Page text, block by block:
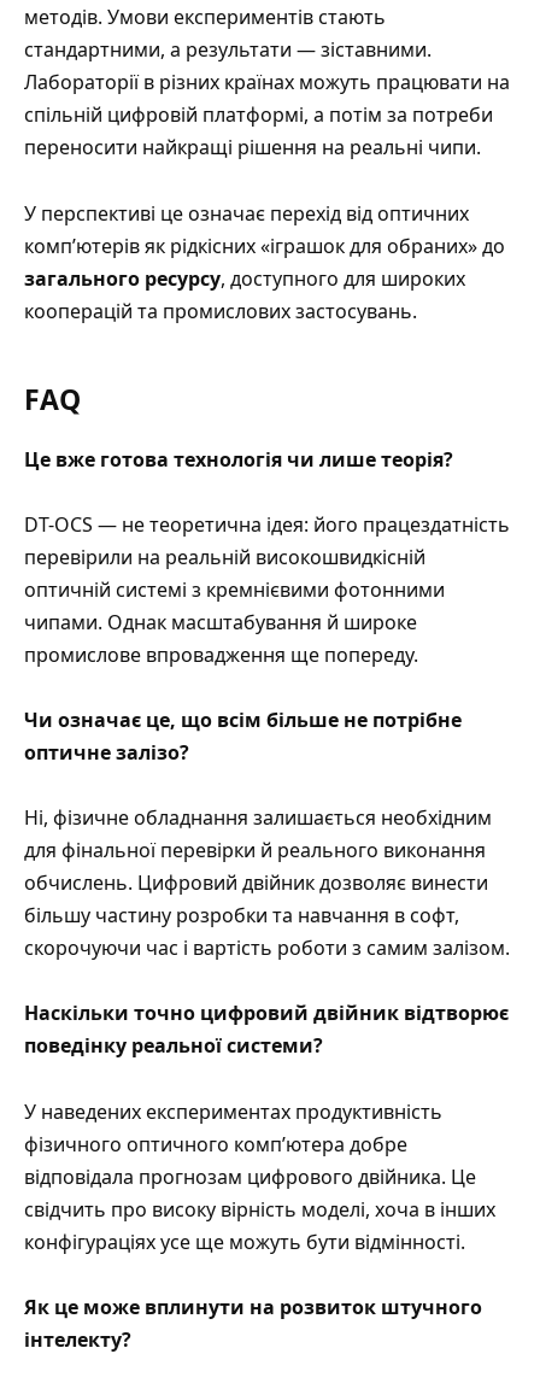
методів. Умови експериментів стають
стандартними, а результати — зіставними.
Лабораторії в різних країнах можуть працювати на
спільній цифровій платформі, а потім за потреби
переносити найкращі рішення на реальні чипи.
У перспективі це означає перехід від оптичних
комп’ютерів як рідкісних «іграшок для обраних» до
загального ресурсу, доступного для широких
кооперацій та промислових застосувань.
FAQ
Це вже готова технологія чи лише теорія?
DT-OCS — не теоретична ідея: його працездатність
перевірили на реальній високошвидкісній
оптичній системі з кремнієвими фотонними
чипами. Однак масштабування й широке
промислове впровадження ще попереду.
Чи означає це, що всім більше не потрібне
оптичне залізо?
Ні, фізичне обладнання залишається необхідним
для фінальної перевірки й реального виконання
обчислень. Цифровий двійник дозволяє винести
більшу частину розробки та навчання в софт,
скорочуючи час і вартість роботи з самим залізом.
Наскільки точно цифровий двійник відтворює
поведінку реальної системи?
У наведених експериментах продуктивність
фізичного оптичного комп’ютера добре
відповідала прогнозам цифрового двійника. Це
свідчить про високу вірність моделі, хоча в інших
конфігураціях усе ще можуть бути відмінності.
Як це може вплинути на розвиток штучного
інтелекту?